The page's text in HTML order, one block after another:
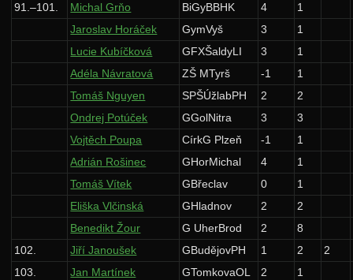
91.–101.
Michal Grňo BiGyBBHK 4
1
Jaroslav Horáček
GymVyš 3
1
Lucie Kubíčková
GFXŠaldyLI 3
1
Adéla Návratová
ZŠ MTyrš -1
1
Tomáš Nguyen
SPŠÚžlabPH 2
2
Ondrej Potúček
GGolNitra 3
3
Vojtěch Poupa
CírkG Plzeň -1
1
Adrián Rošinec
GHorMichal 4
1
Tomáš Vítek
GBřeclav 0
1
Eliška Vlčinská
GHladnov 2
2
Benedikt Žour
G UherBrod 2
8
102.
Jiří Janoušek GBudějovPH 1 2
2
103.
Jan Martínek GTomkovaOL 2
1